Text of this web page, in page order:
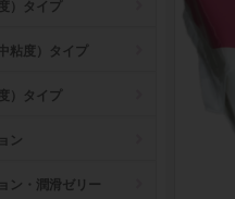
）タイプ
粘度）タイプ
）タイプ
ン
ン・潤滑ゼリー